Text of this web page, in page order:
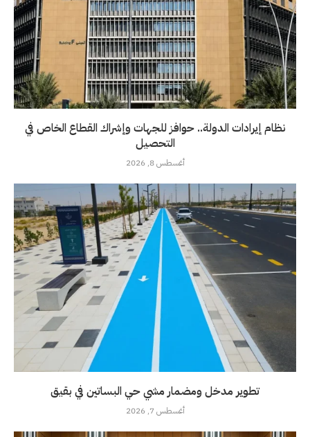
نظام إيرادات الدولة.. حوافز للجهات وإشراك القطاع الخاص في
التحصيل
أغسطس 8, 2026
تطوير مدخل ومضمار مشي حي البساتين في بقيق
أغسطس 7, 2026